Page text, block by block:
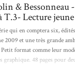
& Bessonneau
T.3- Lecture jeune
qui en comptera six,
2009 et une très grande
format comme leur
graphique. 48 pages pour